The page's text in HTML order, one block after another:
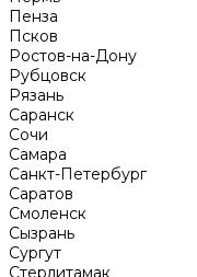
Пенза
Псков
Ростов-на-Дону
Рубцовск
Рязань
Саранск
Сочи
Самара
Санкт-Петербург
Саратов
Смоленск
Сызрань
Сургут
Стерлитамак